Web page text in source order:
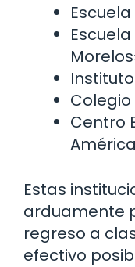
Instituto
Colegio
Centro
Estas
arduamente
regreso a
efectivo